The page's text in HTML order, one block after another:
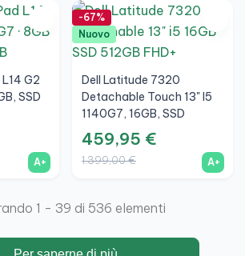
G2
SSD
A+
-67%
Nuovo
Dell Latitude 7320
Detachable Touch 13" I5
1140G7, 16GB, SSD
512GB, FHD+, Argento, A+
459,95 €
1.399,00 € A+
1 - 39 di 536 elementi